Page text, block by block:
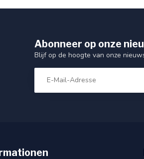
Abonneer op onze
Blijf op de hoogte van onze